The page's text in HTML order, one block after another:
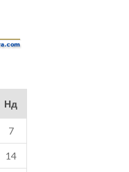
Нд
7
14